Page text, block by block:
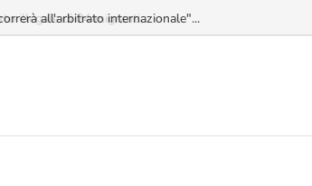
all'arbitrato internazionale"...